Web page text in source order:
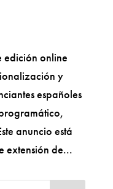
edición online
y
españoles
anuncio está
extensión de...